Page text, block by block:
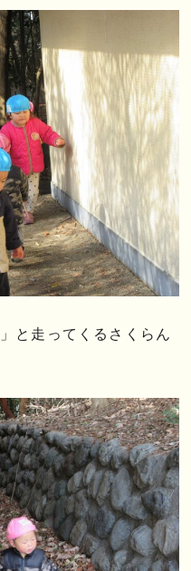
と走ってくるさくらん